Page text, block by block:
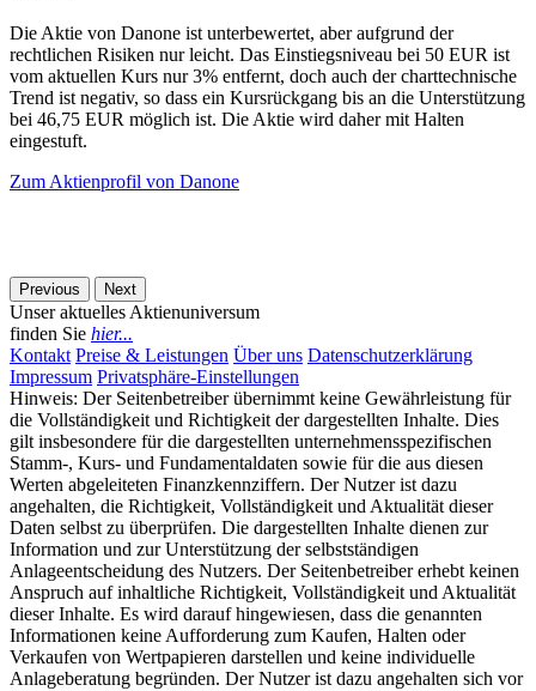
Die Aktie von Danone ist unterbewertet, aber aufgrund der
rechtlichen Risiken nur leicht. Das Einstiegsniveau bei 50 EUR ist
vom aktuellen Kurs nur 3% entfernt, doch auch der charttechnische
Trend ist negativ, so dass ein Kursrückgang bis an die Unterstützung
bei 46,75 EUR möglich ist. Die Aktie wird daher mit Halten
eingestuft.
Zum Aktienprofil von Danone
Previous Next
Unser aktuelles Aktienuniversum
finden Sie hier...
Kontakt Preise & Leistungen Über uns Datenschutzerklärung
Impressum Privatsphäre-Einstellungen
Hinweis: Der Seitenbetreiber übernimmt keine Gewährleistung für
die Vollständigkeit und Richtigkeit der dargestellten Inhalte. Dies
gilt insbesondere für die dargestellten unternehmensspezifischen
Stamm-, Kurs- und Fundamentaldaten sowie für die aus diesen
Werten abgeleiteten Finanzkennziffern. Der Nutzer ist dazu
angehalten, die Richtigkeit, Vollständigkeit und Aktualität dieser
Daten selbst zu überprüfen. Die dargestellten Inhalte dienen zur
Information und zur Unterstützung der selbstständigen
Anlageentscheidung des Nutzers. Der Seitenbetreiber erhebt keinen
Anspruch auf inhaltliche Richtigkeit, Vollständigkeit und Aktualität
dieser Inhalte. Es wird darauf hingewiesen, dass die genannten
Informationen keine Aufforderung zum Kaufen, Halten oder
Verkaufen von Wertpapieren darstellen und keine individuelle
Anlageberatung begründen. Der Nutzer ist dazu angehalten sich vor